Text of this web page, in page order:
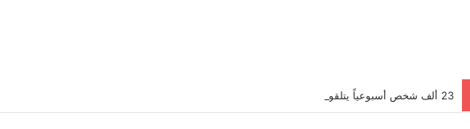
23 ألف شخص أسبوعياً يتلقون هذه الرسالة من CJIB… إذا وصلتك لا تتجاهلها؟